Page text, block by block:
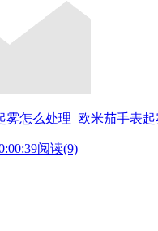
雾怎么处理–欧米茄手表
阅读(9)